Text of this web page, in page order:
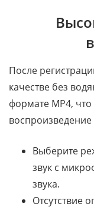
После
качестве без
формате MP4,
Выберите
звук с
звука.
Отсутствие